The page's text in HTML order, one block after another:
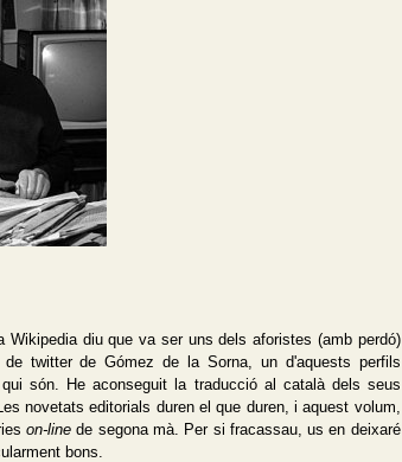
diu que va ser uns dels aforistes (amb perdó)
twitter de Gómez de la Sorna, un d'aquests perfils
són. He aconseguit la traducció al català dels seus
novetats editorials duren el que duren, i aquest volum,
on-linede segona mà. Per si fracassau, us en deixaré
bons.